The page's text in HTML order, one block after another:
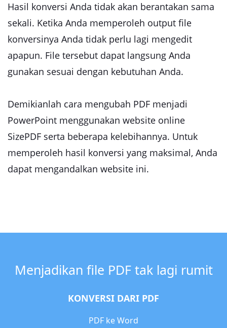
Hasil konversi Anda tidak akan berantakan sama
sekali. Ketika Anda memperoleh output file
konversinya Anda tidak perlu lagi mengedit
apapun. File tersebut dapat langsung Anda
gunakan sesuai dengan kebutuhan Anda.
Demikianlah cara mengubah PDF menjadi
PowerPoint menggunakan website online
SizePDF serta beberapa kelebihannya. Untuk
memperoleh hasil konversi yang maksimal, Anda
dapat mengandalkan website ini.
Menjadikan file PDF tak lagi rumit
KONVERSI DARI PDF
PDF ke Word